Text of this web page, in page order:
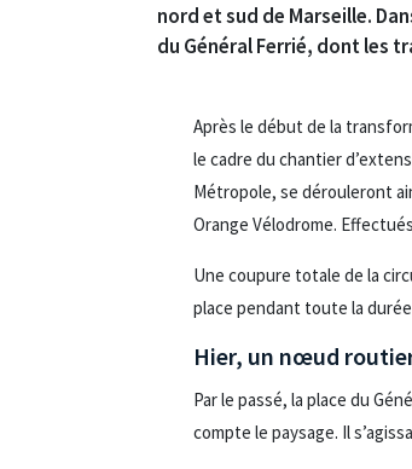
nord et sud de Marseille.
du Général Ferrié, dont les
Après le début de la
le cadre du chantier
Métropole, se dérouleront
Orange Vélodrome.
Une coupure totale de la
place pendant toute la
Hier, un nœud
Par le passé, la place du
compte le paysage. Il